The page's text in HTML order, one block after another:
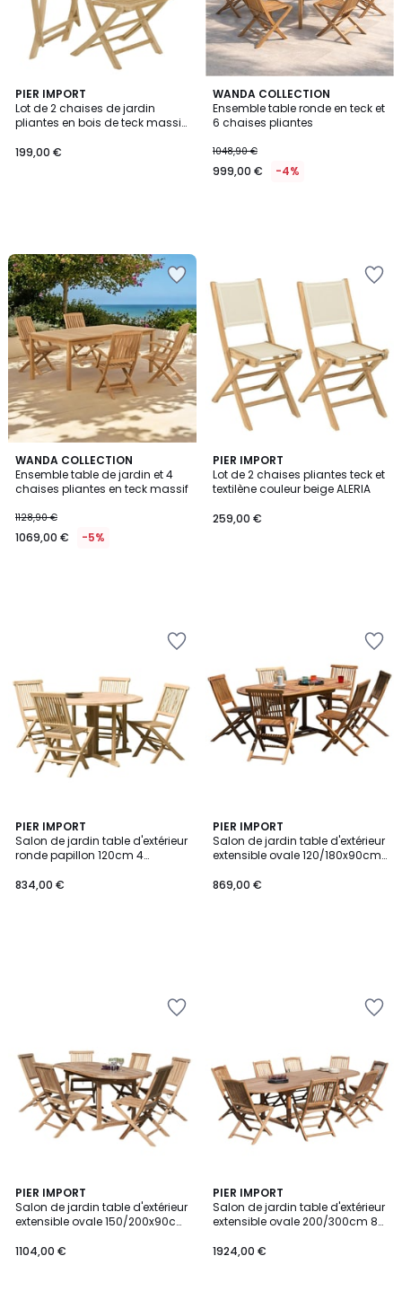
PIER IMPORT
Lot de 2 chaises de jardin
pliantes en bois de teck massif
199,00 €
WANDA COLLECTION
Ensemble table ronde en teck et
6 chaises pliantes
1048,90 €
999,00 € -4%
WANDA COLLECTION
Ensemble table de jardin et 4
chaises pliantes en teck massif
1128,90 €
1069,00 € -5%
PIER IMPORT
Lot de 2 chaises pliantes teck et
textilène couleur beige ALERIA
259,00 €
PIER IMPORT
Salon de jardin table d'extérieur
ronde papillon 120cm 4
teck SUMMER
834,00 €
PIER IMPORT
Salon de jardin table d'extérieur
extensible ovale 120/180x90cm
teck huilé MACAO
869,00 €
PIER IMPORT
Salon de jardin table d'extérieur
extensible ovale 150/200x90cm
teck SUMMER
1104,00 €
PIER IMPORT
Salon de jardin table d'extérieur
extensible ovale 200/300cm 8
teck SUMMER
1924,00 €